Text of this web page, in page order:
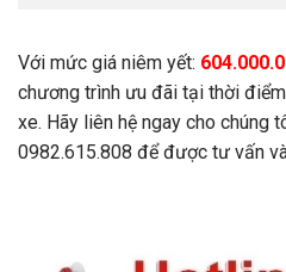
Với mức giá niêm yết:
chương trình ưu đãi tại thời
xe. Hãy liên hệ ngay cho chúng
0982.615.808 để được tư vấn